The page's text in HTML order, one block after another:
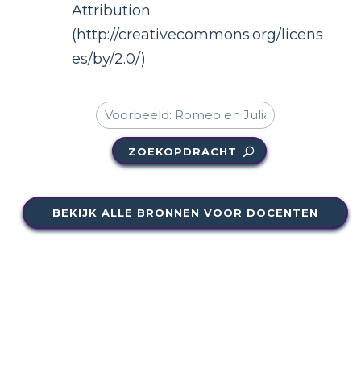
Attribution
(http://creativecommons.org/licens
es/by/2.0/)
ZOEKOPDRACHT
BEKIJK ALLE BRONNEN VOOR DOCENTEN